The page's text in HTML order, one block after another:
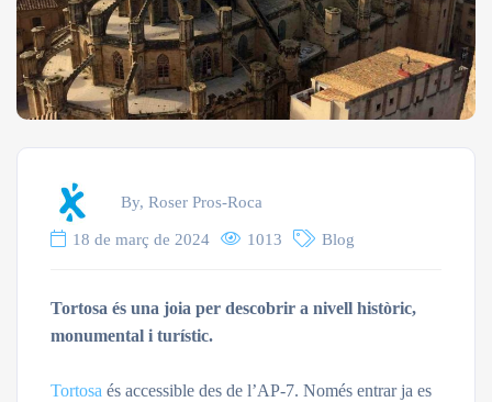
By, Roser Pros-Roca
18 de març de 2024 1013 Blog
Tortosa és una joia per descobrir a nivell històric,
monumental i turístic.
Tortosa és accessible des de l’AP-7. Només entrar ja es